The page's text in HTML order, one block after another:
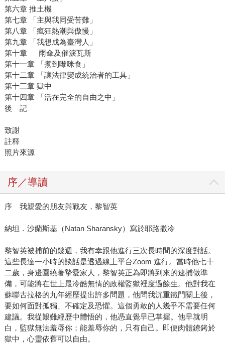
第六章 推土機
第七章 「主與我同受苦難」
第八章 「瘋狂熱潮與傲慢」
第九章 「我想成為臺灣人」
第十章 雨傘及催淚瓦斯
第十一章 「煮到嚟咪食」
第十二章 「讓法律變成統治者的工具」
第十三章 獄中
第十四章 「活在完全的自由之中」
後 記
致謝
註釋
照片來源
序／導讀
序 我親愛的朋友與戰友，黎智英
納坦．沙蘭斯基（Natan Sharansky）寫於耶路撒冷
黎智英被捕前的幾週，我有幸跟他進行三次長時間的深度對話。
這些長達一小時的談話是透過線上平台Zoom 進行。當時他七十
二歲，身邊圍繞著摯愛家人，黎智英正為即將到來的逮捕做準
備，可能將在世上最冷酷無情的政權監獄裡度過餘生。他對我在
蘇聯古拉格的九年經歷提出許多問題，他問我沉重鐵門關上後，
要如何面對孤獨、不確定及恐懼。這個勇敢的人幾乎不需要任何
建議。我從艱難經歷中體悟的，他憑直覺早已掌握。他早就明
白，監獄無法羞辱你；能羞辱你的，只有自己。即便肉體鐐銬於
獄中，心靈依舊可以自由。